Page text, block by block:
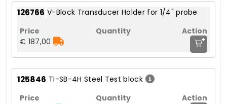
126766 V-Block Transducer Holder for 1/4" probe
€ 187,00 +
125846 TI-SB-4H Steel Test block